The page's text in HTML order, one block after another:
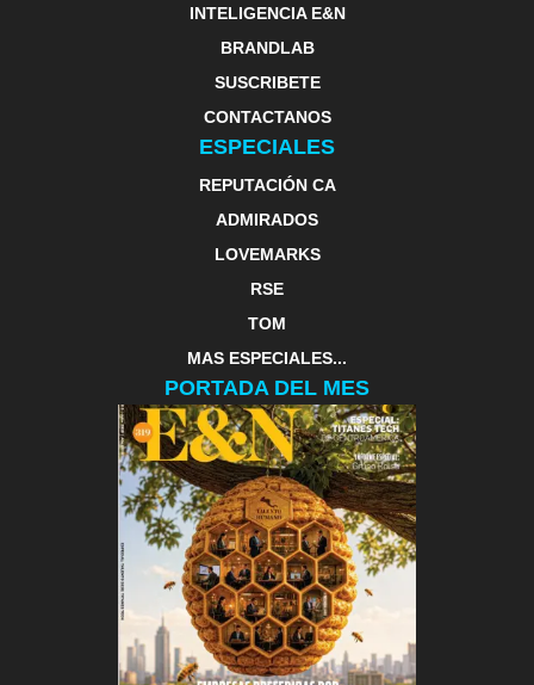
INTELIGENCIA E&N
BRANDLAB
SUSCRIBETE
CONTACTANOS
ESPECIALES
REPUTACIÓN CA
ADMIRADOS
LOVEMARKS
RSE
TOM
MAS ESPECIALES...
PORTADA DEL MES